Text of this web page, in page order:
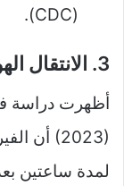
(CDC).
3. الانتقال الهوائي (Airborne):
أظهرت دراسة
(2023)
لمدة ساعتين